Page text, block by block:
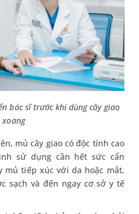
bác sĩ trước khi dùng cây giao
mủ cây giao có độc tính cao
sử dụng cần hết sức cẩn
mủ tiếp xúc với da hoặc mắt,
sạch và đến ngay cơ sở y tế